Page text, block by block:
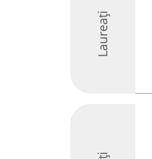
Laureați